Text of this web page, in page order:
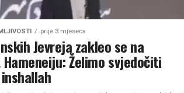
prije 3 mjeseca
Jevreja zakleo se na
Želimo svjedočiti